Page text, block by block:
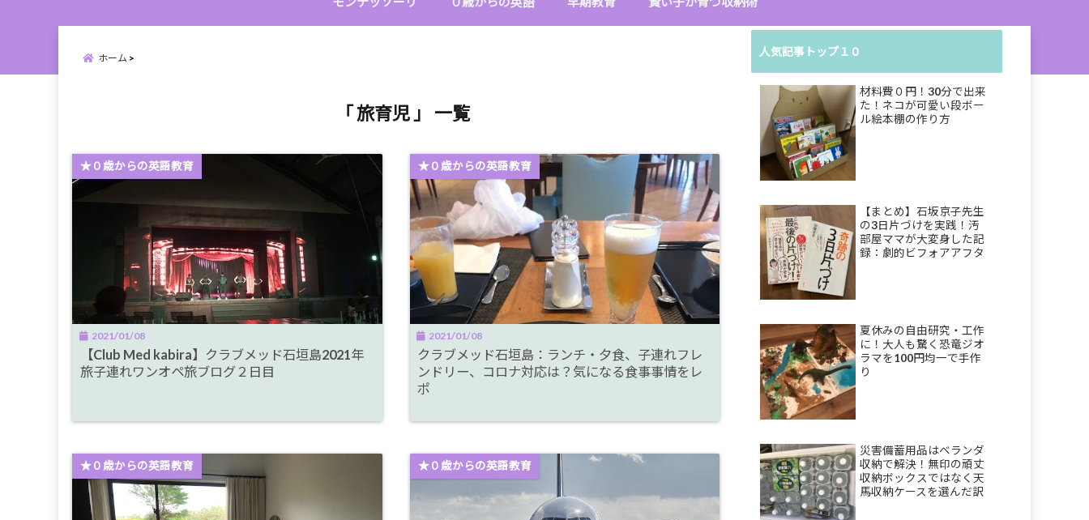
ホーム
「 旅育児 」 一覧
★０歳からの英語教育
2021/01/08
【Club Med kabira】クラブメッド石垣島2021年
旅子連れワンオペ旅ブログ２日目
★０歳からの英語教育
2021/01/08
クラブメッド石垣島：ランチ・夕食、子連れフレ
ンドリー、コロナ対応は？気になる食事事情をレ
ポ
★０歳からの英語教育 ★０歳からの英語教育
人気記事トップ１０
材料費０円！30分で出来
た！ネコが可愛い段ボー
ル絵本棚の作り方
【まとめ】石坂京子先生
の3日片づけを実践！汚
部屋ママが大変身した記
録：劇的ビフォアアフタ
夏休みの自由研究・工作
に！大人も驚く恐竜ジオ
ラマを100円均一で手作
り
災害備蓄用品はベランダ
収納で解決！無印の頑丈
収納ボックスではなく天
馬収納ケースを選んだ訳